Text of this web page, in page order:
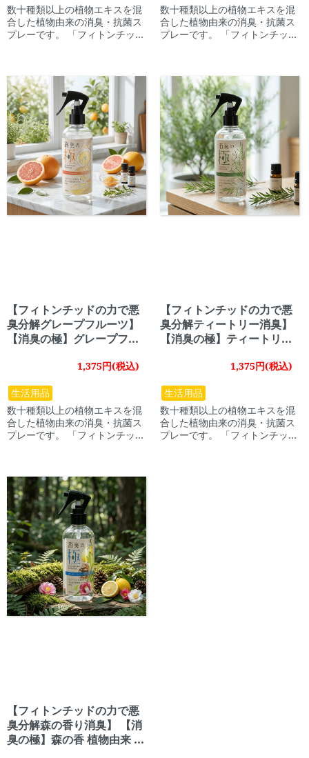
数十種類以上の植物エキスを混
合した植物由来の消臭・抗菌ス
プレーです。 「フィトンチッ
数十種類以上の植物エキスを混
合した植物由来の消臭・抗菌ス
プレーです。 「フィトンチッ
【フィトンチッドの力で悪
臭分解グレープフルーツ】
【消臭の極】グレープフル
消臭 ペット スプレー グレ
ープフルーツ 植物由来】
1,375円(税込)
生活用品
数十種類以上の植物エキスを混
合した植物由来の消臭・抗菌ス
プレーです。 「フィトンチッ
【フィトンチッドの力で悪
臭分解ティートリー消臭】
【消臭の極】ティートリー
ペット スプレー ティートリ
ー 植物由来】
1,375円(税込)
生活用品
数十種類以上の植物エキスを混
合した植物由来の消臭・抗菌ス
プレーです。 「フィトンチッ
【フィトンチッドの力で悪
臭分解森の香り消臭】 【消
臭の極】森の香 植物由来 2